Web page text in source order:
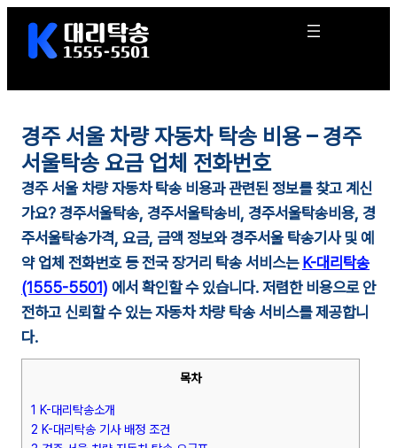
바
경주 서울 차량 자동차 탁송 비용 – 경주
서울탁송 요금 업체 전화번호
경주 서울 차량 자동차 탁송 비용과 관련된 정보를 찾고 계신
가요?경주서울탁송, 경주서울탁송비, 경주서울탁송비용, 경
주서울탁송가격, 요금, 금액 정보와경주서울 탁송기사 및 예
약 업체 전화번호 등 전국 장거리 탁송 서비스는 K-대리탁송
(1555-5501) 에서 확인할 수 있습니다. 저렴한 비용으로 안
전하고 신뢰할 수 있는 자동차 차량 탁송 서비스를 제공합니
다.
목차
1 K-대리탁송소개
2 K-대리탁송 기사 배정 조건